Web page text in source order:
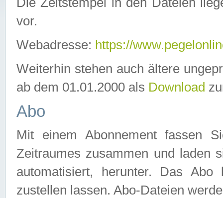
vor.
Webadresse: https://
Weiterhin stehen auch ältere
ab dem 01.01.2000 als Download
Abo
Mit einem Abonnement fassen
Zeitraumes zusammen und laden
automatisiert, herunter. Das
zustellen lassen. Abo-Dateien